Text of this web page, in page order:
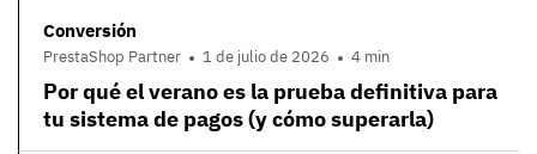
Conversión
PrestaShop Partner 1 de julio de 2026 4 min
Por qué el verano es la prueba definitiva para
tu sistema de pagos (y cómo superarla)